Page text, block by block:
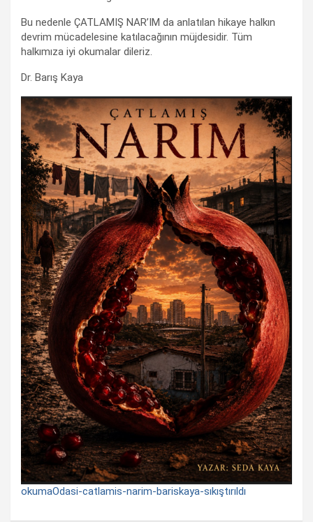
Bu nedenle ÇATLAMIŞ NAR’IM da anlatılan hikaye halkın
devrim mücadelesine katılacağının müjdesidir. Tüm
halkımıza iyi okumalar dileriz.
Dr. Barış Kaya
okumaOdasi-catlamis-narim-bariskaya-sıkıştırıldı